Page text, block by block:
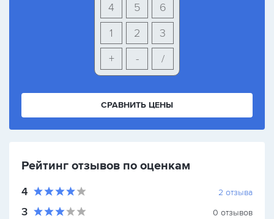
6
5
4
3
2
1
+
- /
СРАВНИТЬ ЦЕНЫ
Рейтинг отзывов по оценкам
4 2 отзыва
3 0 отзывов